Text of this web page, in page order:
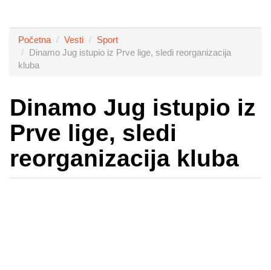
Početna Vesti
Sport
Dinamo Jug istupio iz Prve lige, sledi reorganizacija
kluba
Dinamo Jug istupio iz
Prve lige, sledi
reorganizacija kluba